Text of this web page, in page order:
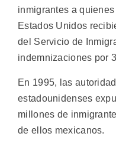
inmigrantes a
Estados Unidos
del Servicio de
indemnizaciones por
En 1995, las
estadounidenses
millones de
de ellos mexicanos.